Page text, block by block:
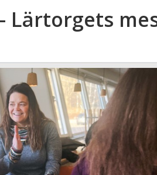
Lärtorgets